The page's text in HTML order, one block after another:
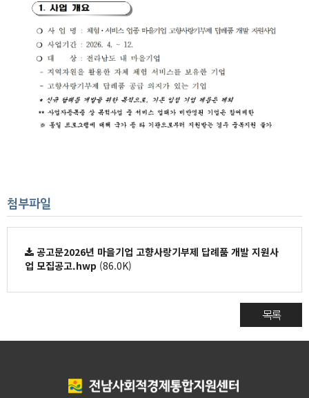
첨부파일
공고문2026년 마을기업 고향사랑기부제 답례품 개발 지원사
업 모집공고.hwp (86.0K)
목록